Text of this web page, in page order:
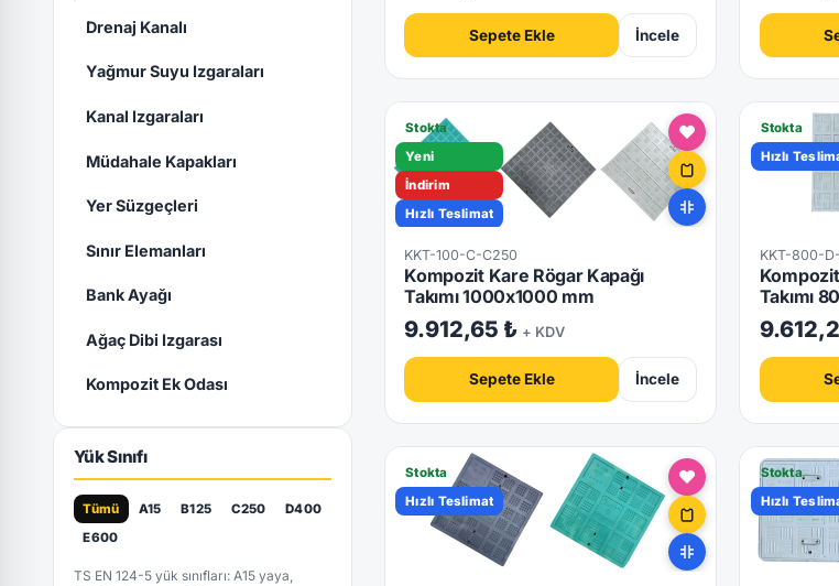
Drenaj Kanalı
Yağmur Suyu Izgaraları
Kanal Izgaraları
Müdahale Kapakları
Yer Süzgeçleri
Sınır Elemanları
Bank Ayağı
Ağaç Dibi Izgarası
Kompozit Ek Odası
Yük Sınıfı
Tümü A15 B125 C250
D400
E600
TS EN 124-5 yük sınıfları: A15 yaya,
Sepete Ekle İncele
Stokta
Yeni
İndirim
Hızlı Teslimat
KKT-100-C-C250
Kompozit Kare Rögar Kapağı
Takımı 1000x1000 mm
9.912,65 ₺ + KDV
Sepete Ekle İncele
Stokta
Hızlı
KKT-800-
Takımı
Stokta
Hızlı Teslimat
Stokta
Hızlı